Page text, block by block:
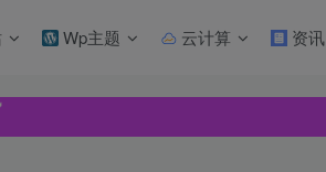
Wp主题 云计算 资讯